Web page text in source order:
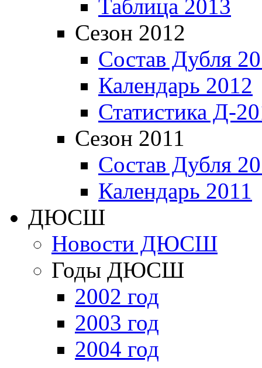
Таблица 2013
Сезон 2012
Состав Дубля
Календарь 2012
Статистика Д-
Сезон 2011
Состав Дубля
Календарь 2011
ДЮСШ
Новости ДЮСШ
Годы ДЮСШ
2002 год
2003 год
2004 год